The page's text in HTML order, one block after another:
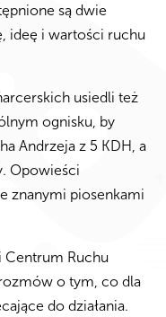
są dwie
ideę i wartości ruchu
usiedli też
ognisku, by
Andrzeja z 5 KDH, a
Opowieści
znanymi piosenkami
Ruchu
o tym, co dla
do działania.